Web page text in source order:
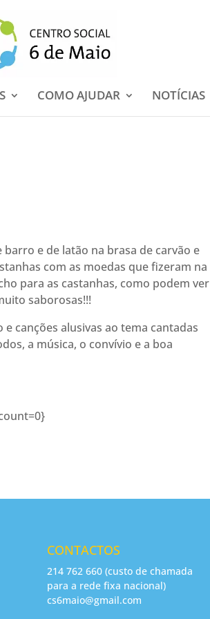
COMO AJUDAR NOTÍCIAS
e de latão na brasa de carvão e
com as moedas que fizeram na
para as castanhas, como podem ver
saborosas!!!
canções alusivas ao tema cantadas
a música, o convívio e a boa
CONTACTOS
214 762 660 (custo de chamada
para a rede fixa nacional)
cs6maio@gmail.com